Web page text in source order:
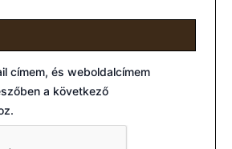
címem, és weboldalcímem
a következő